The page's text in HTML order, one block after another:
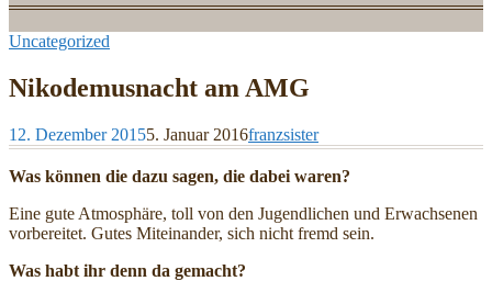
Uncategorized
Nikodemusnacht am AMG
12. Dezember 20155. Januar 2016franzsister
Was können die dazu sagen, die dabei waren?
Eine gute Atmosphäre, toll von den Jugendlichen und Erwachsenen
vorbereitet. Gutes Miteinander, sich nicht fremd sein.
Was habt ihr denn da gemacht?